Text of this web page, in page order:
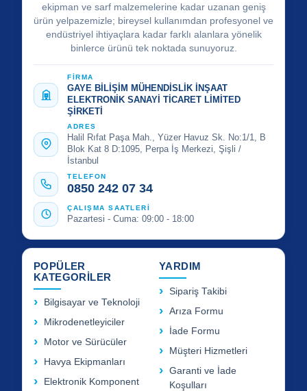
ekipman ve sarf malzemelerine kadar uzanan geniş
ürün yelpazemizle; bireysel kullanımdan profesyonel ve
endüstriyel ihtiyaçlara kadar farklı alanlara yönelik
binlerce ürünü tek noktada sunuyoruz.
FİRMA
GAYE BİLİŞİM MÜHENDİSLİK İNŞAAT
ELEKTRONİK SANAYİ TİCARET LİMİTED
ŞİRKETİ
ADRES
Halil Rıfat Paşa Mah., Yüzer Havuz Sk. No:1/1, B
Blok Kat 8 D:1095, Perpa İş Merkezi, Şişli /
İstanbul
TELEFON
0850 242 07 34
ÇALIŞMA SAATLERİ
Pazartesi - Cuma: 09:00 - 18:00
POPÜLER
KATEGORİLER
Bilgisayar ve Teknoloji
Mikrodenetleyiciler
Motor ve Sürücüler
Havya Ekipmanları
Elektronik Komponent
YARDIM
Sipariş Takibi
Arıza Formu
İade Formu
Müşteri Hizmetleri
Garanti ve İade
Koşulları